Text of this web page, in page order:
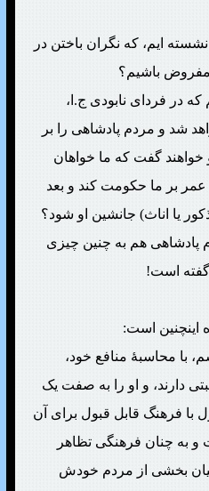
ایم، که نگران باختن در
مفروض باشیم؟
در فردای نابودی ج.ا،
شد و مردم پادشاهی را بر
خواهند گفت که ما خواهان
عمر بر ما حکومت کند و بعد
ذکور یا اناث) جانشین او شود؟
پادشاهی هم به چنین چیزی
گفته است!
اینچنین است:
با محاسبهٔ منافع خود،
دارند، و او را به صفت یک
با فرهنگ قابل قبول برای آن
به چنان فرهنگی تظاهر
میان بخشی از مردم خودش